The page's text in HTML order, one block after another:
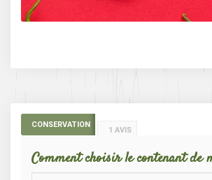
CONSERVATION
1 AVIS
Comment choisir le contenant de